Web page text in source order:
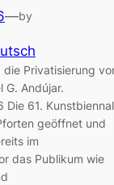
—by
die Privatisierung
G. Andújar.
Die 61.
geöffnet und
im
das Publikum wie